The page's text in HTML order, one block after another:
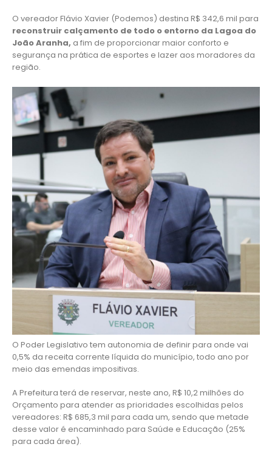
O vereador Flávio Xavier (Podemos) destina R$ 342,6 mil para
reconstruir calçamento de todo o entorno da Lagoa do
João Aranha, a fim de proporcionar maior conforto e
segurança na prática de esportes e lazer aos moradores da
região.
O Poder Legislativo tem autonomia de definir para onde vai
0,5% da receita corrente líquida do município, todo ano por
meio das emendas impositivas.
A Prefeitura terá de reservar, neste ano, R$ 10,2 milhões do
Orçamento para atender as prioridades escolhidas pelos
vereadores: R$ 685,3 mil para cada um, sendo que metade
desse valor é encaminhado para Saúde e Educação (25%
para cada área).